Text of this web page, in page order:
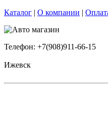
Каталог | О компании |
Телефон: +7(908)911-66-15
Ижевск